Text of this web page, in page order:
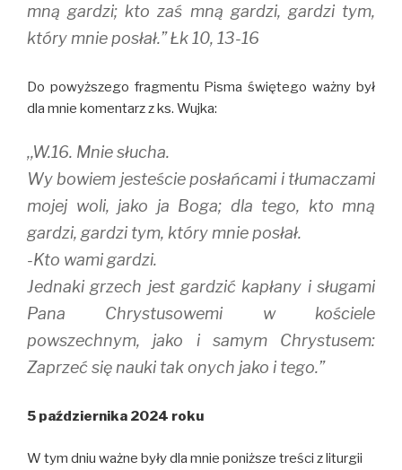
mną gardzi; kto zaś mną gardzi, gardzi tym,
który mnie posłał.” Łk 10, 13-16
Do powyższego fragmentu Pisma świętego ważny był
dla mnie komentarz z ks. Wujka:
,,W.16. Mnie słucha.
Wy bowiem jesteście posłańcami i tłumaczami
mojej woli, jako ja Boga; dla tego, kto mną
gardzi, gardzi tym, który mnie posłał.
-Kto wami gardzi.
Jednaki grzech jest gardzić kapłany i sługami
Pana Chrystusowemi w kościele
powszechnym, jako i samym Chrystusem:
Zaprzeć się nauki tak onych jako i tego.”
5 października 2024 roku
W tym dniu ważne były dla mnie poniższe treści z liturgii